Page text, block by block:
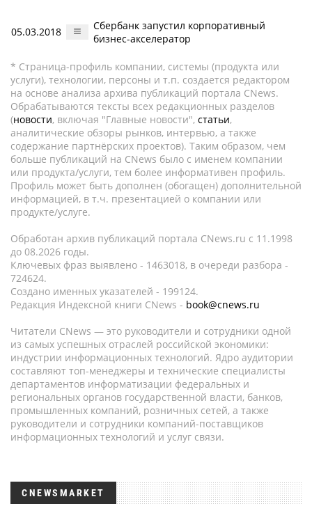
05.03.2018
Сбербанк запустил корпоративный
бизнес-акселератор
* Страница-профиль компании, системы (продукта или
услуги), технологии, персоны и т.п. создается редактором
на основе анализа архива публикаций портала CNews.
Обрабатываются тексты всех редакционных разделов
(новости, включая "Главные новости", статьи,
аналитические обзоры рынков, интервью, а также
содержание партнёрских проектов). Таким образом, чем
больше публикаций на CNews было с именем компании
или продукта/услуги, тем более информативен профиль.
Профиль может быть дополнен (обогащен) дополнительной
информацией, в т.ч. презентацией о компании или
продукте/услуге.
Обработан архив публикаций портала CNews.ru c 11.1998
до 08.2026 годы.
Ключевых фраз выявлено - 1463018, в очереди разбора -
724624.
Создано именных указателей - 199124.
Редакция Индексной книги CNews - book@cnews.ru
Читатели CNews — это руководители и сотрудники одной
из самых успешных отраслей российской экономики:
индустрии информационных технологий. Ядро аудитории
составляют топ-менеджеры и технические специалисты
департаментов информатизации федеральных и
региональных органов государственной власти, банков,
промышленных компаний, розничных сетей, а также
руководители и сотрудники компаний-поставщиков
информационных технологий и услуг связи.
CNEWSMARKET